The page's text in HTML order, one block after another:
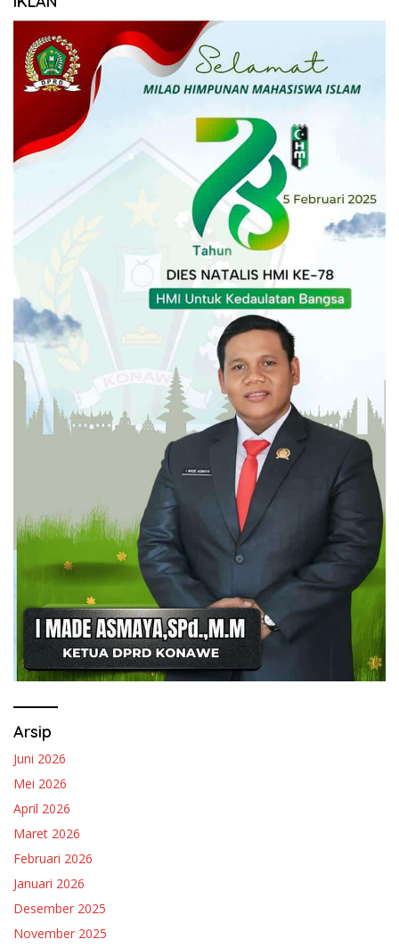
Arsip
Juni 2026
Mei 2026
April 2026
Maret 2026
Februari 2026
Januari 2026
Desember 2025
November 2025